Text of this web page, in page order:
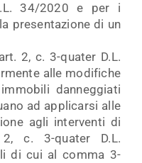
34/2020 e per i
presentazione di un
2, c. 3-quater D.L.
alle modifiche
danneggiati
ad applicarsi alle
agli interventi di
c. 3-quater D.L.
di cui al comma 3-